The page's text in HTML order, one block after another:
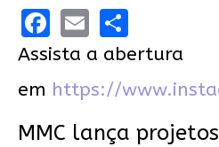
Facebook
EmailShare
Assista a abertura
em https://
MMC lança